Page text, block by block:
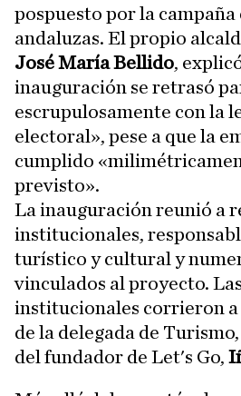
pospuesto por la campaña
andaluzas. El propio
José María Bellido,
inauguración se retrasó
escrupulosamente con la
electoral», pese a que la
cumplido
previsto».
La inauguración reunió a
institucionales,
turístico y cultural y
vinculados al proyecto.
institucionales corrieron a
de la delegada de Turismo,
del fundador de Let's Go,